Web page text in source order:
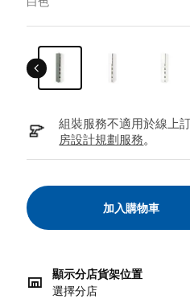
組裝服務不適用於線上
房設計規劃服務。
加入購物車
顯示分店貨架位置
選擇分店